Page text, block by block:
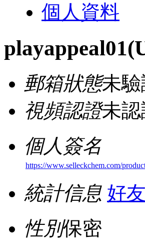
個人資料
playappeal01
郵箱狀態未驗
視頻認證未認
個人簽名
https://www.selleckchem.com/
統計信息 好
性別保密